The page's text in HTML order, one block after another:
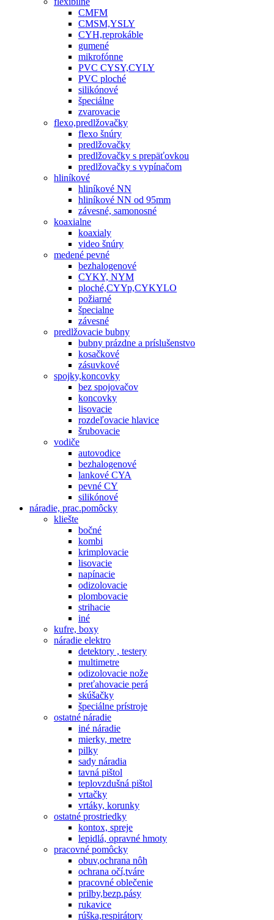
CMFM
CMSM,YSLY
CYH,reprokáble
gumené
mikrofónne
PVC CYSY,CYLY
PVC ploché
silikónové
špeciálne
zvarovacie
flexo,predlžovačky
flexo šnúry
predlžovačky
predlžovačky s prepäťovkou
predlžovačky s vypínačom
hliníkové
hliníkové NN
hliníkové NN od 95mm
závesné, samonosné
koaxialne
koaxialy
video šnúry
medené pevné
bezhalogenové
CYKY, NYM
ploché,CYYp,CYKYLO
požiarné
špecialne
závesné
predlžovacie bubny
bubny prázdne a príslušenstvo
kosačkové
zásuvkové
spojky,koncovky
bez spojovačov
koncovky
lisovacie
rozdeľovacie hlavice
šrubovacie
vodiče
autovodice
bezhalogenové
lankové CYA
pevné CY
silikónové
náradie, prac.pomôcky
kliešte
bočné
kombi
krimplovacie
lisovacie
napínacie
odizolovacie
plombovacie
strihacie
iné
kufre, boxy
náradie elektro
detektory , testery
multimetre
odizolovacie nože
preťahovacie perá
skúšačky
špeciálne prístroje
ostatné náradie
iné náradie
mierky, metre
pilky
sady náradia
tavná pištol
teplovzdušná pištol
vrtačky
vrtáky, korunky
ostatné prostriedky
kontox, spreje
lepidlá, opravné hmoty
pracovné pomôcky
obuv,ochrana nôh
ochrana očí,tváre
pracovné oblečenie
prilby,bezp.pásy
rukavice
rúška,respirátory